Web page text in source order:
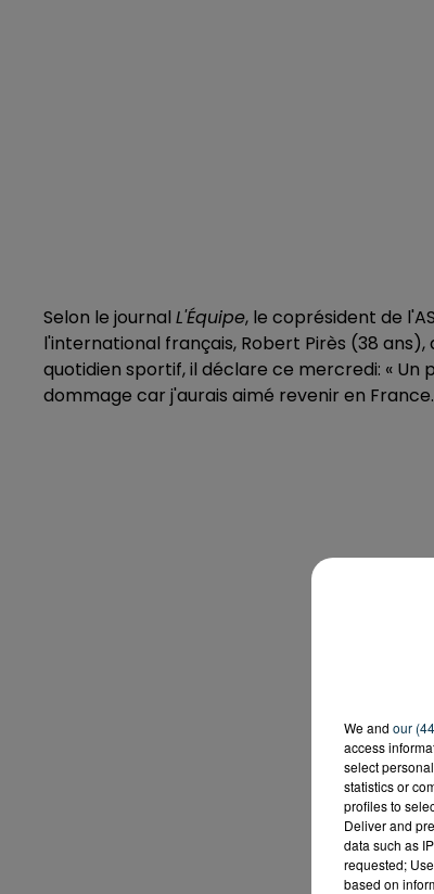
Selon le journal L'Équipe, le coprésident de
l'international français, Robert Pirès (38
quotidien sportif, il déclare ce mercredi: «
dommage car j'aurais aimé revenir en
We and our
access
select
statistics or
profiles to
Deliver and
data such as
requested;
based on